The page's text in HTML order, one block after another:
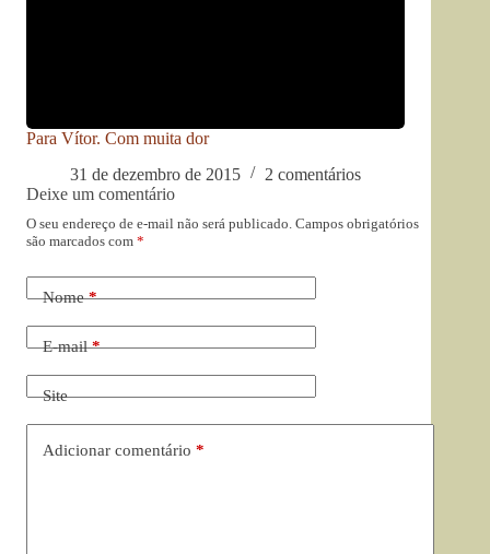
Para Vítor. Com muita dor
31 de dezembro de 2015
2 comentários
Deixe um comentário
O seu endereço de e-mail não será publicado. Campos obrigatórios
são marcados com *
Nome*
E-mail*
Site
Adicionar comentário *